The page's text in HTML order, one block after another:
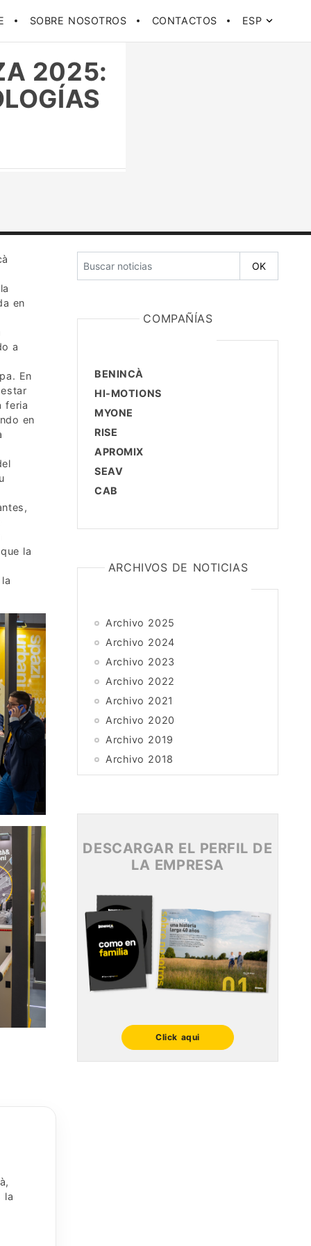
SOBRE NOSOTROS CONTACTOS ESP
2025:
en
a
En
feria
en
la
la
COMPAÑÍAS
BENINCÀ
HI-MOTIONS
MYONE
RISE
APROMIX
SEAV
CAB
ARCHIVOS DE NOTICIAS
Archivo 2025
Archivo 2024
Archivo 2023
Archivo 2022
Archivo 2021
Archivo 2020
Archivo 2019
Archivo 2018
Archivo 2017
Archivo 2015
DESCARGAR EL PERFIL DE
LA EMPRESA
Click aqui